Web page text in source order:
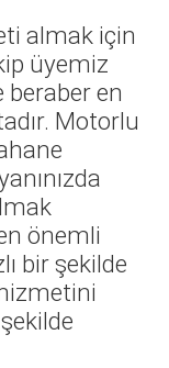
almak için
üyemiz
beraber en
Motorlu
önemli
bir şekilde